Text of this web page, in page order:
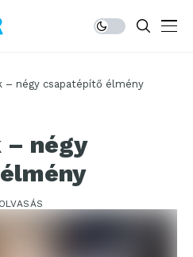
– négy csapatépítő élmény
– négy